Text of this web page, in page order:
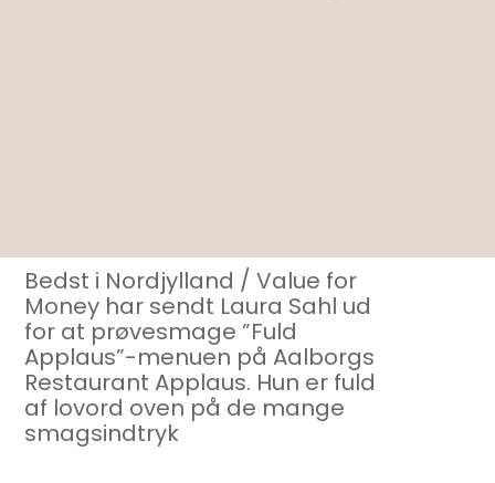
Bedst i Nordjylland / Value for
Money har sendt Laura Sahl ud
for at prøvesmage ”Fuld
Applaus”-menuen på Aalborgs
Restaurant Applaus. Hun er fuld
af lovord oven på de mange
smagsindtryk